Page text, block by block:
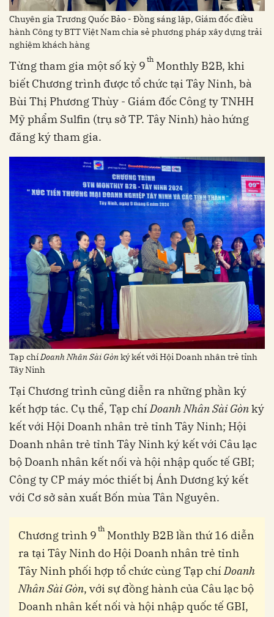
Chuyên gia Trương Quốc Bảo - Đồng sáng lập, Giám đốc điều
hành Công ty BTT Việt Nam chia sẻ phương pháp xây dựng trải
nghiệm khách hàng
Từng tham gia một số kỳ 9 th Monthly B2B, khi
biết Chương trình được tổ chức tại Tây Ninh, bà
Bùi Thị Phương Thùy - Giám đốc Công ty TNHH
Mỹ phẩm Sulfin (trụ sở TP. Tây Ninh) hào hứng
đăng ký tham gia.
Tạp chíDoanh Nhân Sài Gònký kết với Hội Doanh nhân trẻ tỉnh
Tây Ninh
Tại Chương trình cũng diễn ra những phần ký
kết hợp tác. Cụ thể, Tạp chíDoanh Nhân Sài Gònký
kết với Hội Doanh nhân trẻ tỉnh Tây Ninh; Hội
Doanh nhân trẻ tỉnh Tây Ninh ký kết với Câu lạc
bộ Doanh nhân kết nối và hội nhập quốc tế GBI;
Công ty CP máy móc thiết bị Ánh Dương ký kết
với Cơ sở sản xuất Bốn mùa Tân Nguyên.
Chương trình 9 th Monthly B2B lần thứ 16 diễn
ra tại Tây Ninh do Hội Doanh nhân trẻ tỉnh
Tây Ninh phối hợp tổ chức cùng Tạp chíDoanh
Nhân Sài Gòn, với sự đồng hành của Câu lạc bộ
Doanh nhân kết nối và hội nhập quốc tế GBI,